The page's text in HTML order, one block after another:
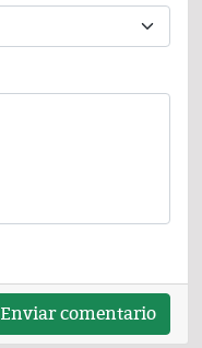
Enviar comentario